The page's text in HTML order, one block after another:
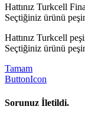
Hattınız Turkcell
Seçtiğiniz ürünü
Hattınız Turkcell
Seçtiğiniz ürünü
Tamam
ButtonIcon
Sorunuz İletildi.